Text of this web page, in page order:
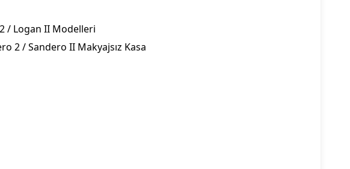
2 / Logan II Modelleri
2 / Sandero II Makyajsız Kasa